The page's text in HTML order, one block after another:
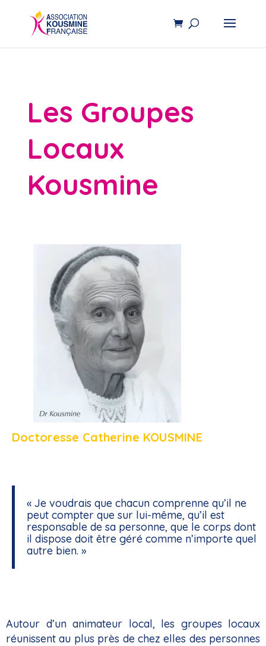
Les Groupes
Locaux
Kousmine
Doctoresse Catherine KOUSMINE
« Je voudrais que chacun comprenne qu’il ne
peut compter que sur lui-même, qu’il est
responsable de sa personne, que le corps dont
il dispose doit être géré comme n’importe quel
autre bien. »
Autour d’un animateur local, les groupes locaux
réunissent au plus près de chez elles des personnes